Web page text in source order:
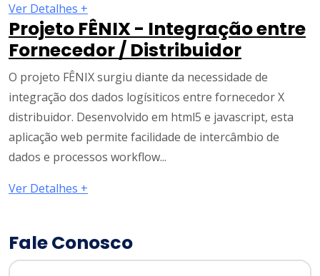
Ver Detalhes +
Projeto FÊNIX - Integração entre
Fornecedor / Distribuidor
O projeto FÊNIX surgiu diante da necessidade de
integração dos dados logísiticos entre fornecedor X
distribuidor. Desenvolvido em html5 e javascript, esta
aplicação web permite facilidade de intercâmbio de
dados e processos workflow...
Ver Detalhes +
Fale Conosco